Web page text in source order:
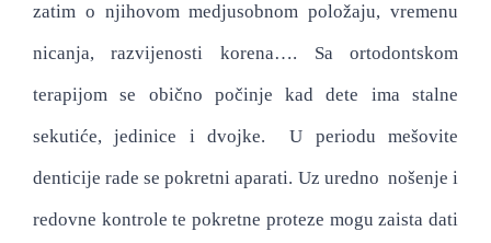
zatim o njihovom medjusobnom položaju, vremenu
nicanja, razvijenosti korena…. Sa ortodontskom
terapijom se obično počinje kad dete ima stalne
sekutiće, jedinice i dvojke. U periodu mešovite
denticije rade se pokretni aparati. Uz uredno nošenje i
redovne kontrole te pokretne proteze mogu zaista dati